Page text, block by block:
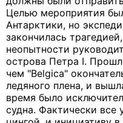
Целью мероприятия
Антарктики, но
закончилась
неопытности
острова Петра I.
чем "Belgica"
ледяного плена, и
время было
судна. Фактически все